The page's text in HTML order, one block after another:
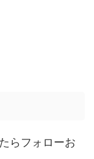
らフォローお